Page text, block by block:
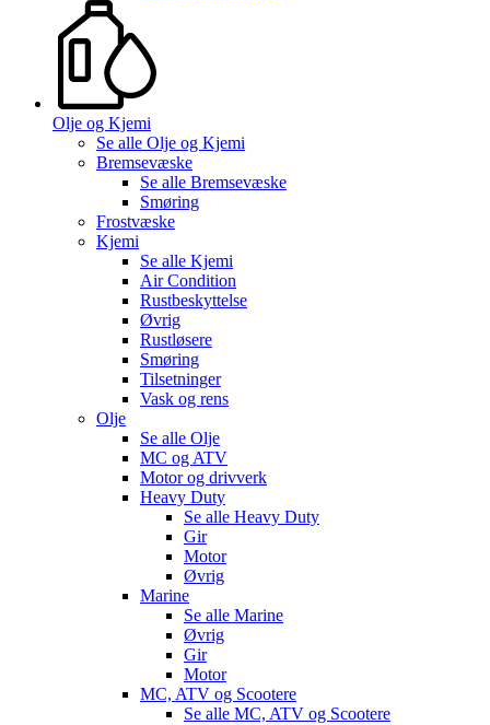
Olje og Kjemi
Se alle Olje og Kjemi
Bremsevæske
Se alle Bremsevæske
Smøring
Frostvæske
Kjemi
Se alle Kjemi
Air Condition
Rustbeskyttelse
Øvrig
Rustløsere
Smøring
Tilsetninger
Vask og rens
Olje
Se alle Olje
MC og ATV
Motor og drivverk
Heavy Duty
Se alle Heavy Duty
Gir
Motor
Øvrig
Marine
Se alle Marine
Øvrig
Gir
Motor
MC, ATV og Scootere
Se alle MC, ATV og Scootere